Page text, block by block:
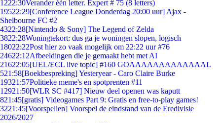
1222:30Verander één letter. Expert # 75 (8 letters)
19522:29[Conference League Donderdag 20:00 uur] Ajax -
Shelbourne FC #2
4322:28[Nintendo & Sony] The Legend of Zelda
3822:28Woningtekort: dus ga je woningen slopen, logisch
18022:22Post hier zo vaak mogelijk om 22:22 uur #76
24622:12Afbeeldingen die je gemaakt hebt met AI
21622:05[UEL/ECL live topic] #160 GOAAAAAAAAAAAAAL
521:58[Boekbespreking] Yesteryear - Caro Claire Burke
19321:57Politieke meme's en spotprenten #11
12921:50[WLR SC #417] Nieuw deel openen was kaputt
821:45[gratis] Videogames Part 9: Gratis en free-to-play games!
3221:45[Voorspellen] Voorspel de eindstand van de Eredivisie
2026/2027